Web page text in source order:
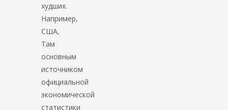
худших.
Например,
США,
Там
основным
источником
официальной
экономической
статистики